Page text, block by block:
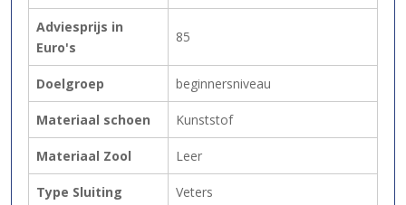
Adviesprijs in
Euro's
85
Doelgroep beginnersniveau
Materiaal schoen Kunststof
Materiaal Zool Leer
Type Sluiting Veters